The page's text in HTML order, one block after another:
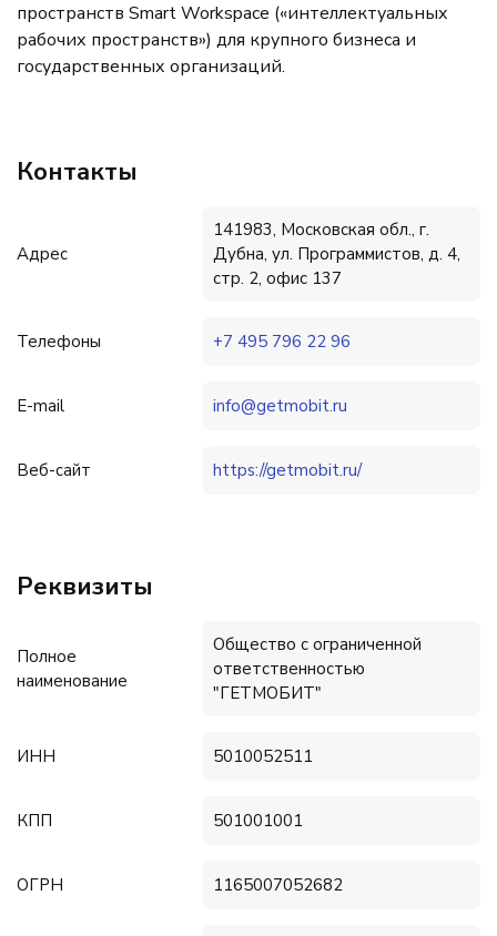
пространств Smart Workspace («интеллектуальных
рабочих пространств») для крупного бизнеса и
государственных организаций.
Контакты
Адрес
141983, Московская обл., г.
Дубна, ул. Программистов, д. 4,
стр. 2, офис 137
Телефоны +7 495 796 22 96
E-mail info@getmobit.ru
Веб-сайт https://getmobit.ru/
Реквизиты
Полное
наименование
Общество с ограниченной
ответственностью
"ГЕТМОБИТ"
ИНН 5010052511
КПП 501001001
ОГРН 1165007052682